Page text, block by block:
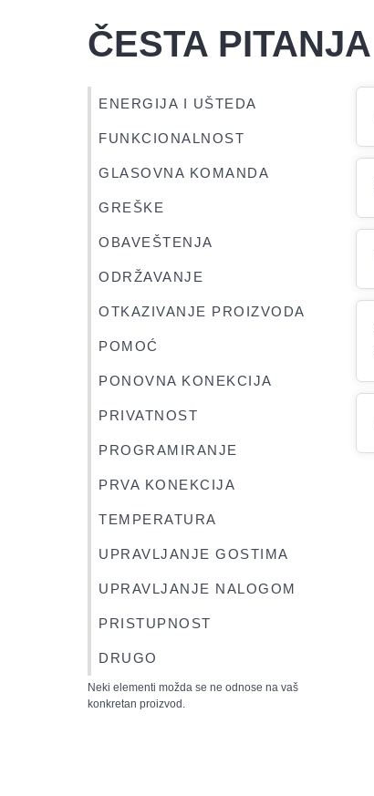
ČESTA PITANJA
ENERGIJA I UŠTEDA
FUNKCIONALNOST
GLASOVNA KOMANDA
GREŠKE
OBAVEŠTENJA
ODRŽAVANJE
OTKAZIVANJE PROIZVODA
POMOĆ
PONOVNA KONEKCIJA
PRIVATNOST
PROGRAMIRANJE
PRVA KONEKCIJA
TEMPERATURA
UPRAVLJANJE GOSTIMA
UPRAVLJANJE NALOGOM
PRISTUPNOST
DRUGO
Neki elementi možda se ne odnose na vaš
konkretan proizvod.